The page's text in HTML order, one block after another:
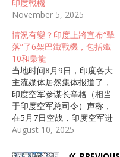
印度戰機
November 5, 2025
情況有變？印度上將宣布“擊
落”了6架巴鐵戰機，包括殲
10和梟龍
当地时间8月9日，印度各大
主流媒体居然集体报道了，
印度空军参谋长辛格（相当
于印度空军总司令）声称，
在5月7日空战，印度空军进
行“辛多尔行动”期间，印度
400防空导弹，“击落了”5架
August 10, 2025